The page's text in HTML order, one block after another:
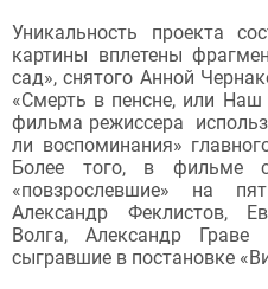
Уникальность проекта
картины вплетены
сад», снятого Анной
«Смерть в пенсне, или
фильма режиссера
ли воспоминания»
Более того, в фильме
«повзрослевшие» на
Александр Феклистов,
Волга, Александр
сыгравшие в постановке